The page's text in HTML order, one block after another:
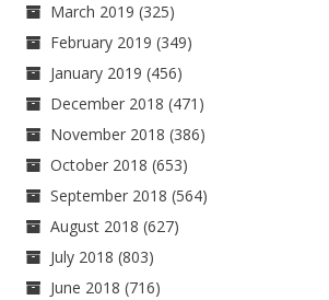
March 2019 (325)
February 2019 (349)
January 2019 (456)
December 2018 (471)
November 2018 (386)
October 2018 (653)
September 2018 (564)
August 2018 (627)
July 2018 (803)
June 2018 (716)